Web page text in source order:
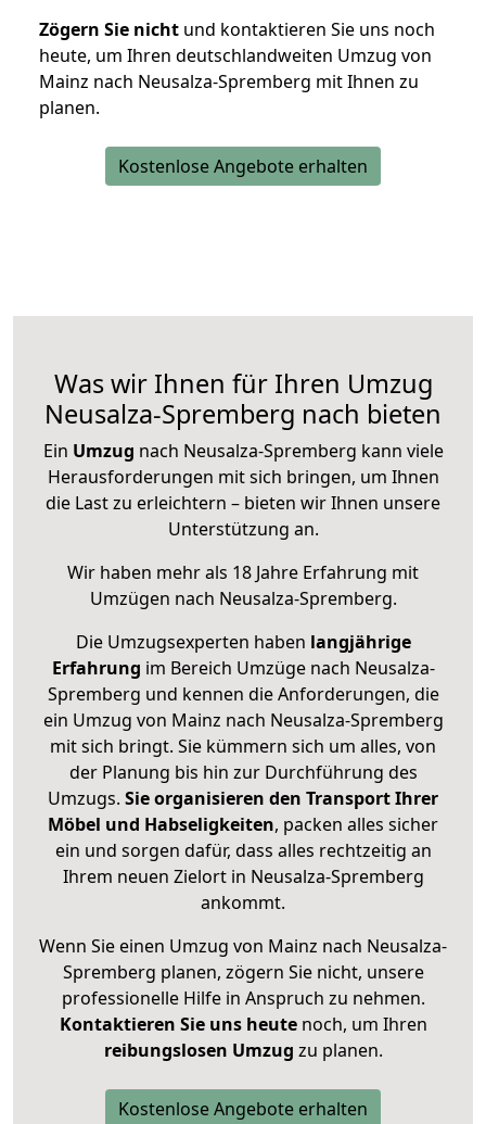
Zögern Sie nicht und kontaktieren Sie uns noch
heute, um Ihren deutschlandweiten Umzug von
Mainz nach Neusalza-Spremberg mit Ihnen zu
planen.
Kostenlose Angebote erhalten
Was wir Ihnen für Ihren Umzug
Neusalza-Spremberg nach bieten
Ein Umzug nach Neusalza-Spremberg kann viele
Herausforderungen mit sich bringen, um Ihnen
die Last zu erleichtern – bieten wir Ihnen unsere
Unterstützung an.
Wir haben mehr als 18 Jahre Erfahrung mit
Umzügen nach Neusalza-Spremberg.
Die Umzugsexperten haben langjährige
Erfahrung im Bereich Umzüge nach Neusalza-
Spremberg und kennen die Anforderungen, die
ein Umzug von Mainz nach Neusalza-Spremberg
mit sich bringt. Sie kümmern sich um alles, von
der Planung bis hin zur Durchführung des
Umzugs. Sie organisieren den Transport Ihrer
Möbel und Habseligkeiten, packen alles sicher
ein und sorgen dafür, dass alles rechtzeitig an
Ihrem neuen Zielort in Neusalza-Spremberg
ankommt.
Wenn Sie einen Umzug von Mainz nach Neusalza-
Spremberg planen, zögern Sie nicht, unsere
professionelle Hilfe in Anspruch zu nehmen.
Kontaktieren Sie uns heutenoch, um Ihren
reibungslosen Umzug zu planen.
Kostenlose Angebote erhalten